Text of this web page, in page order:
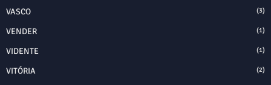
VASCO (3)
VENDER (1)
VIDENTE (1)
VITÓRIA (2)